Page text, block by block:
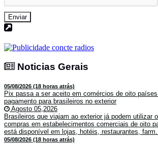
Enviar
Noticias Gerais
05/08/2026 (18 horas atrás)
Pix passa a ser aceito em comércios de oito
pagamento para brasileiros no exterior
Agosto 05,2026
Brasileiros que viajam ao exterior já podem utilizar
compras em estabelecimentos comerciais de oito
está disponível em lojas, hotéis, restaurantes,
05/08/2026 (18 horas atrás)